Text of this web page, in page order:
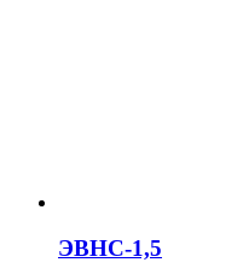
ЭВНС-1,5